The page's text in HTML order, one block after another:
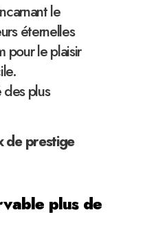
le
éternelles
pour le plaisir
plus
de prestige
plus de